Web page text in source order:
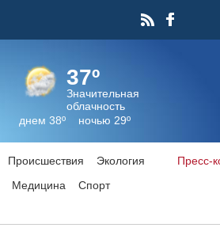
37º
Значительная
облачность
днем 38º ночью 29º
Происшествия
Экология
Медицина
Спорт
Пресс-